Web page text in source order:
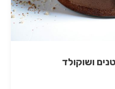
ושוקולד